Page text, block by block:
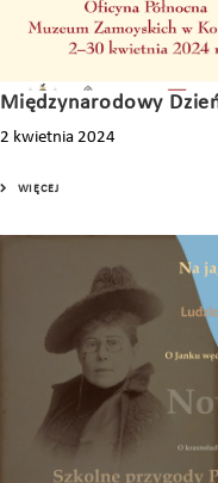
Międzynarodowy
2 kwietnia 2024
WIĘCEJ